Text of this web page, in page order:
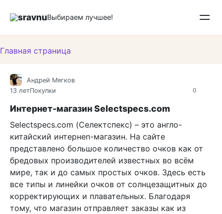
sravnuВыбираем лучшее!
Главная страница
0
Андрей Мягков
13 летПокупки
Интернет-магазин Selectspecs.com
Selectspecs.com (Селектспекс) – это англо-
китайский интернеn-магазин. На сайте
представлено большое количество очков как от
бредовых производителей известных во всём
мире, так и до самых простых очков. Здесь есть
все типы и линейки очков от солнцезащитных до
корректирующих и плавательных. Благодаря
тому, что магазин отправляет заказы как из